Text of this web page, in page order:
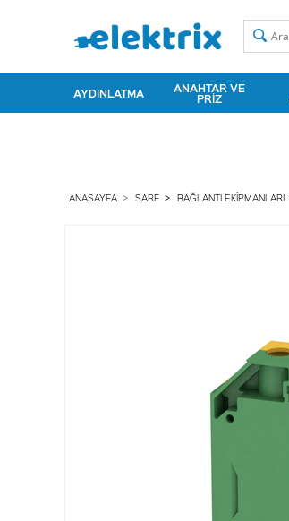
AYDINLATMA ANAHTAR VE
PRIZ
ANASAYFA SARF BAĞLANTI EKIPMANLARI